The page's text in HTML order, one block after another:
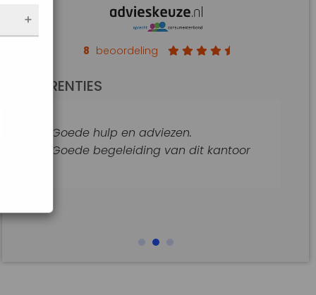
8 beoordeling
REFERENTIES
Goede hulp en adviezen.
Goede begeleiding van dit kantoor
op